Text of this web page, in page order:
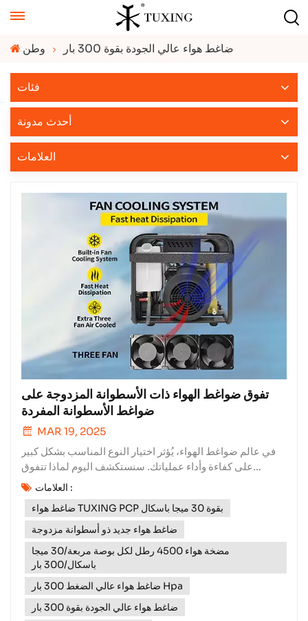
وطن ضاغط هواء عالي الجودة بقوة 300 بار
فئات
أحدث مدونة
العلامات
تفوق ضواغط الهواء ذات الأسطوانة المزدوجة على
ضواغط الأسطوانة المفردة
MAR 19, 2025
في عالم ضواغط الهواء، يُؤثر اختيار النوع المناسب بشكل كبير
على كفاءة وأداء عملياتك. سنستكشف اليوم لماذا تتفوق
ضواغط الهواء ثنائية الأسطوانة غالبًا على نظيراتها أحادية
الأسطوانة.إنتاج طاقة لا مثيل لهضواغط الهواء ثنائية الأسطوانة
قوية للغاية. بفضل عمل أسطوانتين بتناغم، يمكنها ضغط الهواء
بمعدل أعلى بكث...
العلامات :
ضاغط هواء TUXING PCP بقوة 30 ميجا باسكال
ضاغط هواء جديد ذو أسطوانة مزدوجة
مضخة هواء 4500 رطل لكل بوصة مربعة/30 ميجا
باسكال/300 بار
ضاغط هواء عالي الضغط 300 بار Hpa
ضاغط هواء عالي الجودة بقوة 300 بار